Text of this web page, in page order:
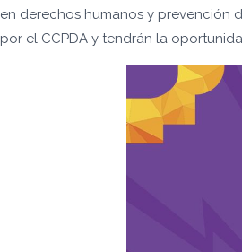
en derechos humanos y prevención
por el CCPDA y tendrán la